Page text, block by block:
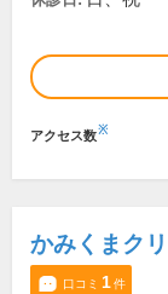
アクセス数※
かみくまク
口コミ 1件